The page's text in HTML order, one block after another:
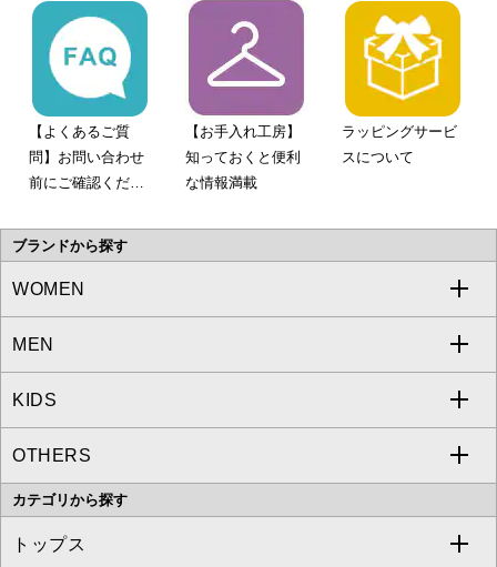
【よくあるご質
問】お問い合わせ
前にご確認くださ
【お手入れ工房】
知っておくと便利
な情報満載
ラッピングサービ
スについて
ブランドから探す
WOMEN
a.v.v
MICHEL KLEIN
MK MICHEL KLEIN
OFUON le MK
MEN
a.v.v
MICHEL KLEIN HOMME
MK MICHEL KLEIN HOMME
KIDS
a.v.v
OTHERS
MK MICHEL KLEIN BAG
カテゴリから探す
トップス